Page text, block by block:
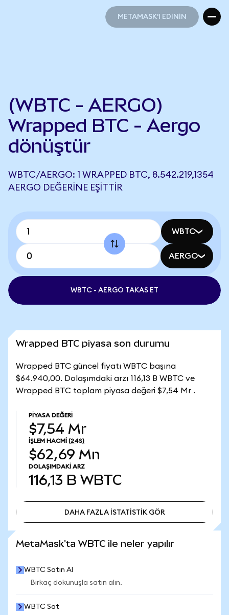
METAMASK'I EDİNİN
(WBTC - AERGO)
Wrapped BTC - Aergo
dönüştür
WBTC/AERGO: 1 WRAPPED BTC, 8.542.219,1354
AERGO DEĞERINE EŞITTIR
WBTC
AERGO
WBTC - AERGO TAKAS ET
Wrapped BTC piyasa son durumu
Wrapped BTC güncel fiyatı WBTC başına
$64.940,00. Dolaşımdaki arzı 116,13 B WBTC ve
Wrapped BTC toplam piyasa değeri $7,54 Mr .
PIYASA DEĞERI
$7,54 Mr
İŞLEM HACMI (24S)
$62,69 Mn
DOLAŞIMDAKI ARZ
116,13 B WBTC
DAHA FAZLA İSTATİSTİK GÖR
MetaMask'ta WBTC ile neler yapılır
WBTC Satın Al
Birkaç dokunuşla satın alın.
WBTC Sat